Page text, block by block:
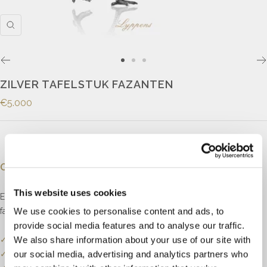
This website uses cookies
We use cookies to personalise content and ads, to
provide social media features and to analyse our traffic.
We also share information about your use of our site with
our social media, advertising and analytics partners who
ZILVER TAFELSTUK FAZANTEN
€5.000
Omschrijving
Eerste gehalte hollands zilver tafelstuk in de vorm van een paar
fazanten met los beweegbare vleugels.
✓
Onze website dient als online etalage.
✓
Bel of mail ons voor de actuele voorraadstatus.